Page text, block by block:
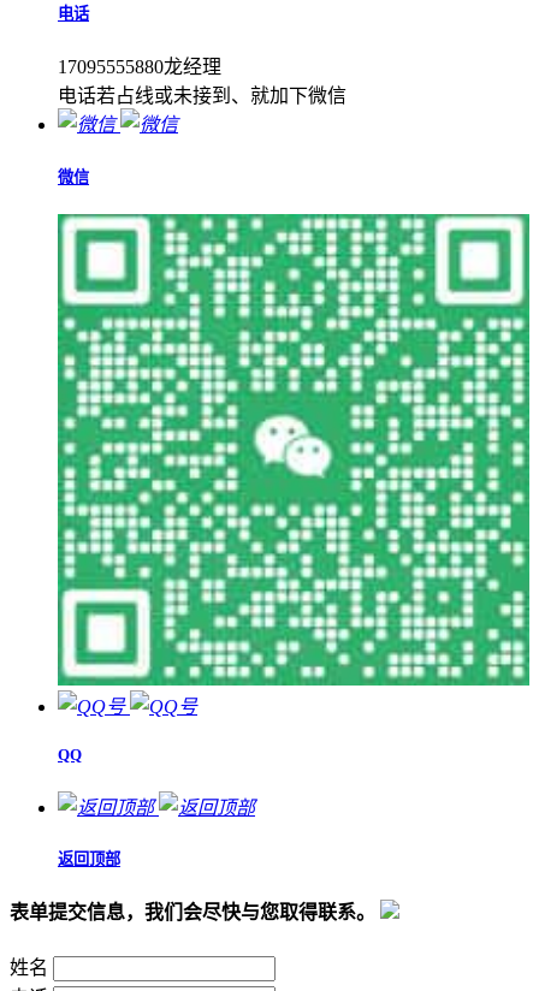
电话
17095555880龙经理
电话若占线或未接到、就加下微信
微信
QQ
返回顶部
表单提交信息，我们会尽快与您取得联系。
姓名